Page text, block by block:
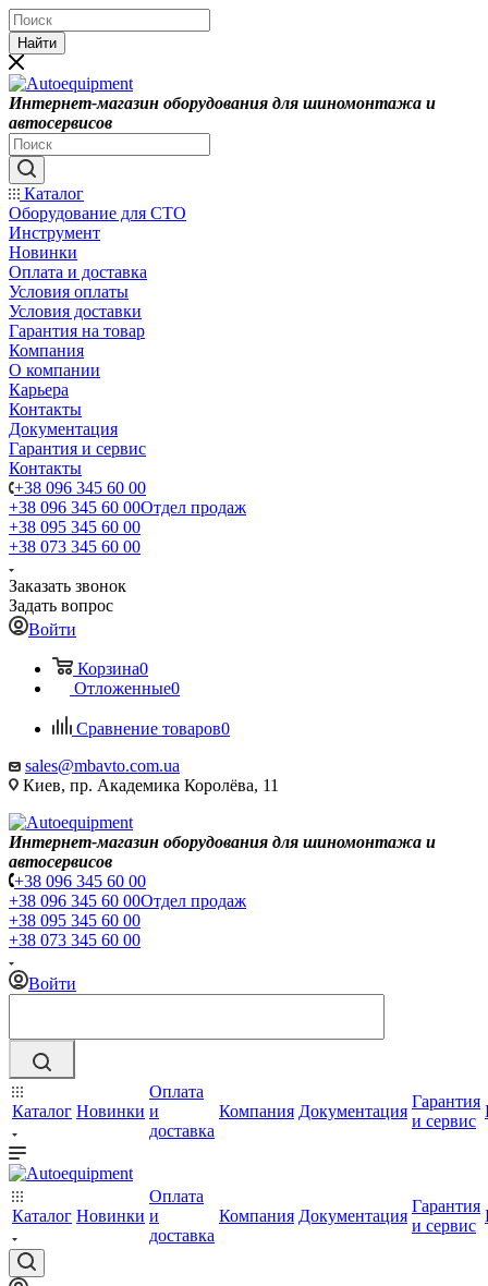
Найти
Интернет-магазин оборудования для шиномонтажа и
автосервисов
Каталог
Оборудование для СТО
Инструмент
Новинки
Оплата и доставка
Условия оплаты
Условия доставки
Гарантия на товар
Компания
О компании
Карьера
Контакты
Документация
Гарантия и сервис
Контакты
+38 096 345 60 00
+38 096 345 60 00Отдел продаж
+38 095 345 60 00
+38 073 345 60 00
Заказать звонок
Задать вопрос
Войти
Корзина0
Отложенные0
Сравнение товаров0
sales@mbavto.com.ua
Киев, пр. Академика Королёва, 11
Интернет-магазин оборудования для шиномонтажа и
автосервисов
+38 096 345 60 00
+38 096 345 60 00Отдел продаж
+38 095 345 60 00
+38 073 345 60 00
Войти
Каталог Новинки
Оплата
и
доставка
Компания Документация
Гарантия
и сервис
Каталог Новинки
Оплата
и
доставка
Компания Документация
Гарантия
и сервис